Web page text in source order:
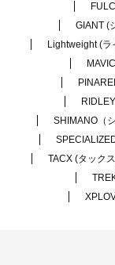
GIANT (
Lightweight (ラ
SHIMANO（シ
TACX (タック